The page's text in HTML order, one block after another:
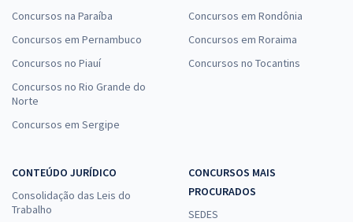
Concursos na Paraíba
Concursos em Pernambuco
Concursos no Piauí
Concursos no Rio Grande do
Norte
Concursos em Sergipe
Concursos em Rondônia
Concursos em Roraima
Concursos no Tocantins
CONTEÚDO JURÍDICO
Consolidação das Leis do
Trabalho
CONCURSOS MAIS
PROCURADOS
SEDES